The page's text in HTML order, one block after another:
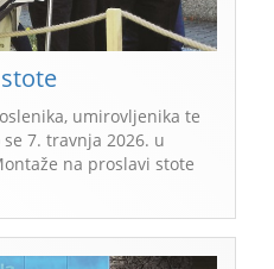
umirovljenika te
7. travnja 2026. u
na proslavi stote